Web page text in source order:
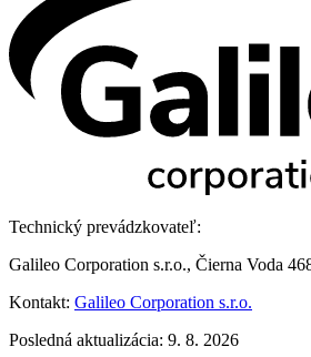
Technický prevádzkovateľ:
Galileo Corporation s.r.o., Čierna Voda
Kontakt: Galileo Corporation s.r.o.
Posledná aktualizácia: 9. 8. 2026